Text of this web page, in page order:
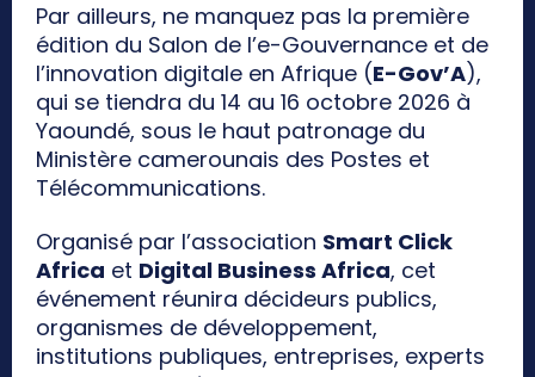
Par ailleurs, ne manquez pas la première
édition du Salon de l’e-Gouvernance et de
l’innovation digitale en Afrique (E-Gov’A),
qui se tiendra du 14 au 16 octobre 2026 à
Yaoundé, sous le haut patronage du
Ministère camerounais des Postes et
Télécommunications.
Organisé par l’association Smart Click
Africa et Digital Business Africa, cet
événement réunira décideurs publics,
organismes de développement,
institutions publiques, entreprises, experts